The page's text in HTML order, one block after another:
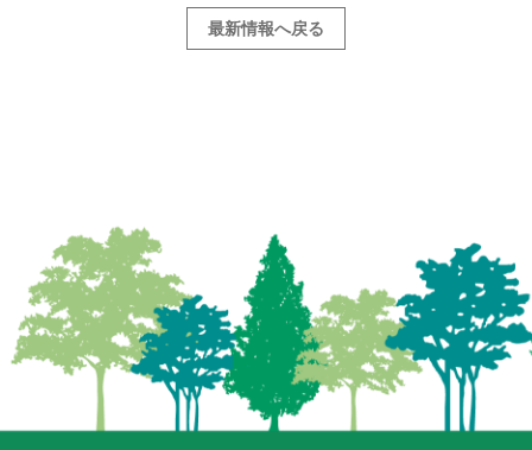
最新情報へ戻る